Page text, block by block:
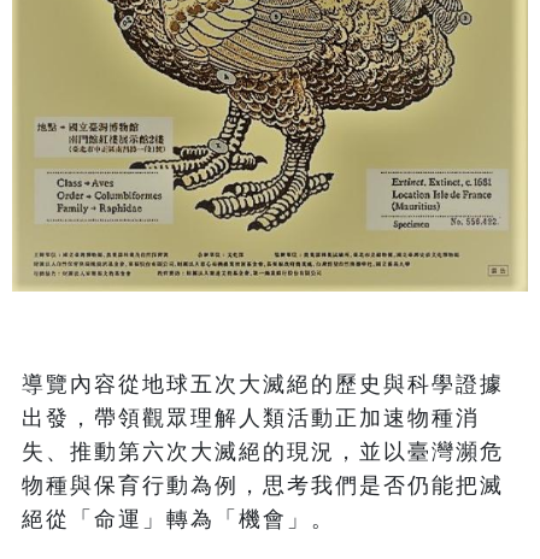
導覽內容從地球五次大滅絕的歷史與科學證據
出發，帶領觀眾理解人類活動正加速物種消
失、推動第六次大滅絕的現況，並以臺灣瀕危
物種與保育行動為例，思考我們是否仍能把滅
絕從「命運」轉為「機會」。